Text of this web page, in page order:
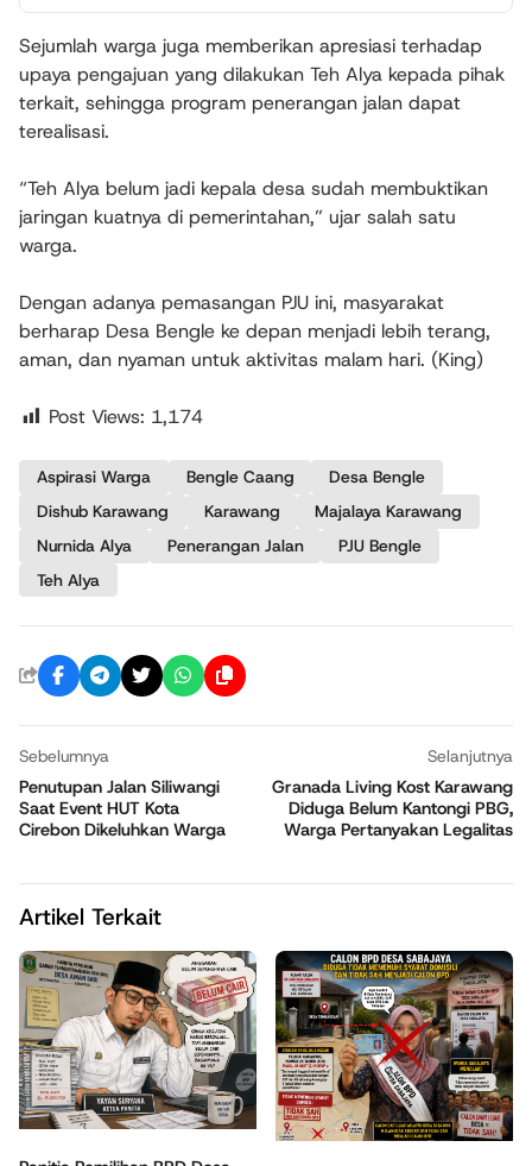
Sejumlah warga juga memberikan apresiasi terhadap
upaya pengajuan yang dilakukan Teh Alya kepada pihak
terkait, sehingga program penerangan jalan dapat
terealisasi.
“Teh Alya belum jadi kepala desa sudah membuktikan
jaringan kuatnya di pemerintahan,” ujar salah satu
warga.
Dengan adanya pemasangan PJU ini, masyarakat
berharap Desa Bengle ke depan menjadi lebih terang,
aman, dan nyaman untuk aktivitas malam hari. (King)
Post Views: 1,174
Aspirasi Warga Bengle Caang
Desa Bengle
Dishub Karawang
Karawang
Majalaya Karawang
Nurnida Alya
Penerangan Jalan
PJU Bengle
Teh Alya
Sebelumnya
Penutupan Jalan Siliwangi
Saat Event HUT Kota
Cirebon Dikeluhkan Warga
Selanjutnya
Granada Living Kost Karawang
Diduga Belum Kantongi PBG,
Warga Pertanyakan Legalitas
Artikel Terkait